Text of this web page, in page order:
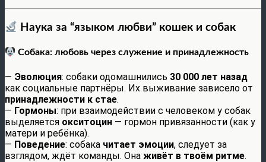
Наука за “языком любви” кошек и собак
Собака: любовь через служение и принадлежность
— Эволюция: собаки одомашнились 30 000 лет назад
как социальные партнёры. Их выживание зависело от
принадлежности к стае.
— Гормоны: при взаимодействии с человеком у собак
выделяется окситоцин — гормон привязанности (как у
матери и ребёнка).
— Поведение: собака читает эмоции, следует за
взглядом, ждёт команды. Она живёт в твоём ритме.